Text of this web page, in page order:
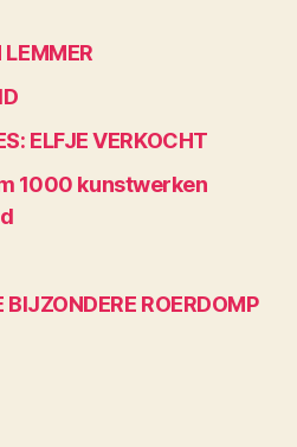
LEMMER
ELFJE VERKOCHT
1000 kunstwerken
ROERDOMP